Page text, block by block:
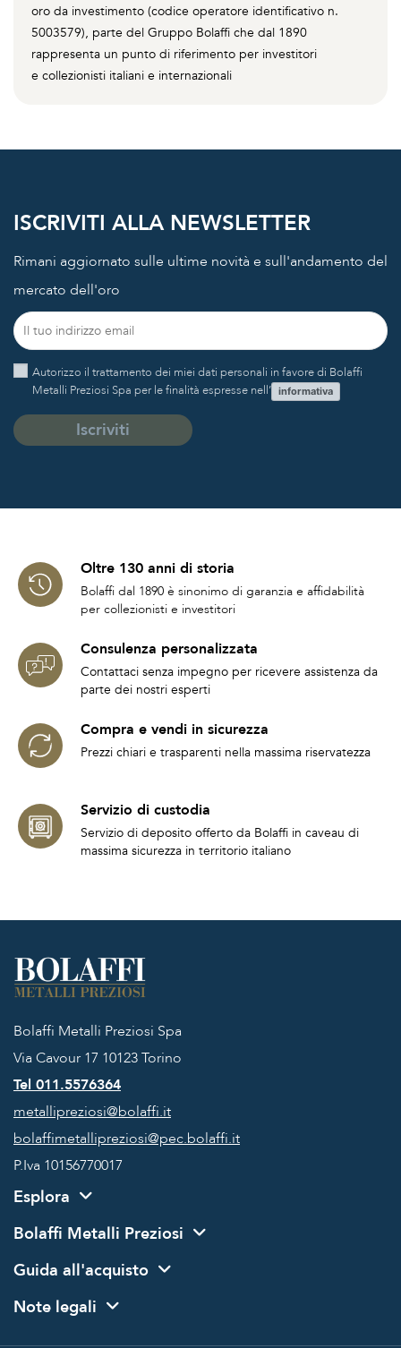
oro da investimento (codice operatore identificativo n.
5003579), parte del Gruppo Bolaffi che dal 1890
rappresenta un punto di riferimento per investitori
e collezionisti italiani e internazionali
ISCRIVITI ALLA NEWSLETTER
Rimani aggiornato sulle ultime novità e sull'andamento del
mercato dell'oro
Autorizzo il trattamento dei miei dati personali in favore di Bolaffi
Metalli Preziosi Spa per le finalità espresse nell’ informativa
Iscriviti
Oltre 130 anni di storia
Bolaffi dal 1890 è sinonimo di garanzia e affidabilità
per collezionisti e investitori
Consulenza personalizzata
Contattaci senza impegno per ricevere assistenza da
parte dei nostri esperti
Compra e vendi in sicurezza
Prezzi chiari e trasparenti nella massima riservatezza
Servizio di custodia
Servizio di deposito offerto da Bolaffi in caveau di
massima sicurezza in territorio italiano
Bolaffi Metalli Preziosi Spa
Via Cavour 17 10123 Torino
Tel 011.5576364
metallipreziosi@bolaffi.it
bolaffimetallipreziosi@pec.bolaffi.it
P.Iva 10156770017
Esplora
Bolaffi Metalli Preziosi
Guida all'acquisto
Note legali